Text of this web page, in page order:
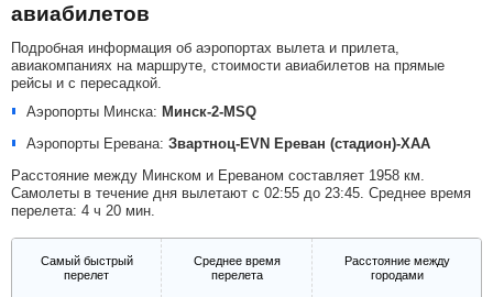
авиабилетов
Подробная информация об аэропортах вылета и прилета,
авиакомпаниях на маршруте, стоимости авиабилетов на прямые
рейсы и с пересадкой.
Аэропорты Минска: Минск-2-MSQ
Аэропорты Еревана: Звартноц-EVN Ереван (стадион)-XAA
Расстояние между Минском и Ереваном составляет 1958 км.
Самолеты в течение дня вылетают с 02:55 до 23:45. Среднее время
перелета: 4 ч 20 мин.
Самый быстрый
перелет
Среднее время
перелета
Расстояние между
городами